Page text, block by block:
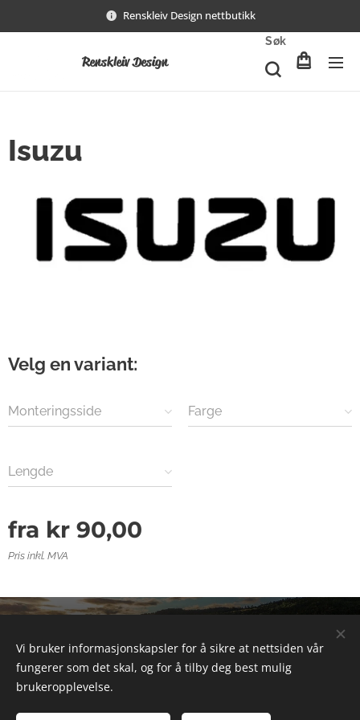
Renskleiv Design nettbutikk
Renskleiv Design
Søk
Isuzu
Velg en variant:
Monteringsside Farge
Lengde
fra kr 90,00
Pris inkl. MVA
Informasjonskapsler
Vi bruker informasjonskapsler for å sikre at nettsiden vår
fungerer som det skal, og for å tilby deg best mulig
brukeropplevelse.